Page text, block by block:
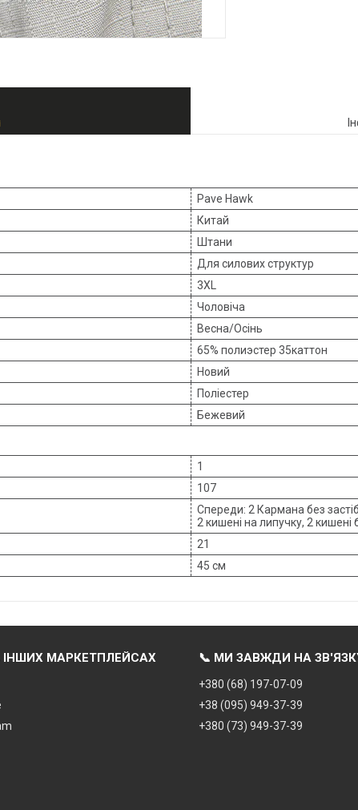
Pave Hawk
Китай
Штани
Для силових структур
3XL
Чоловіча
Весна/Осінь
65% полиэстер 35каттон
Новий
Поліестер
Бежевий
1
107
Спереди: 2 Кармана без
2 кишені на липучку, 2 кишені
21
45 см
ІНШИХ МАРКЕТПЛЕЙСАХ 📞 МИ ЗАВЖДИ НА
+380 (68) 197-07-09
+38 (095) 949-37-39
+380 (73) 949-37-39